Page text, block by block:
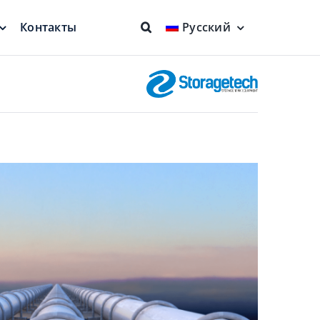
Огнезащита
Полная защита
заборное устройство
Более чистый продукт
Контакты Русский